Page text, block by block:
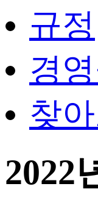
규정
경영
찾
2022